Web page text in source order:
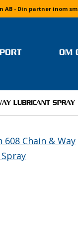
AB - Din partner inom
FOTOGALLERIER
DRIFTING
SKOTERCROSS
DRAGRACING
OM
LUBRICANT SPRAY